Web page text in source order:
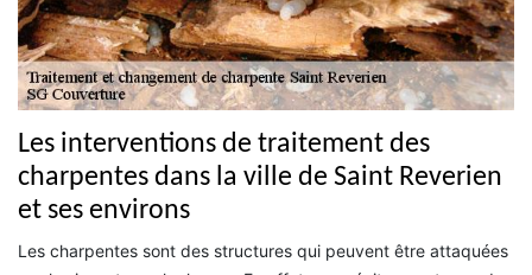
Les interventions de traitement des
charpentes dans la ville de Saint Reverien
et ses environs
Les charpentes sont des structures qui peuvent être attaquées